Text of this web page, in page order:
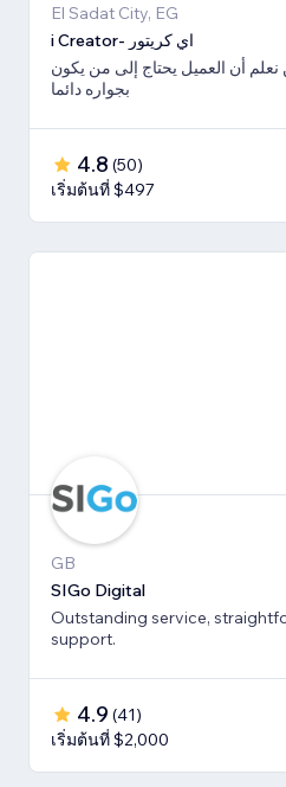
El Sadat City, EG
i Creator- اي كريتور
أن العميل يحتاج إلى من يكون
بجواره دائما
4.8 (50)
เริ่มต้นที่ $497
GB
SIGo Digital
Outstanding service,
support.
4.9 (41)
เริ่มต้นที่ $2,000